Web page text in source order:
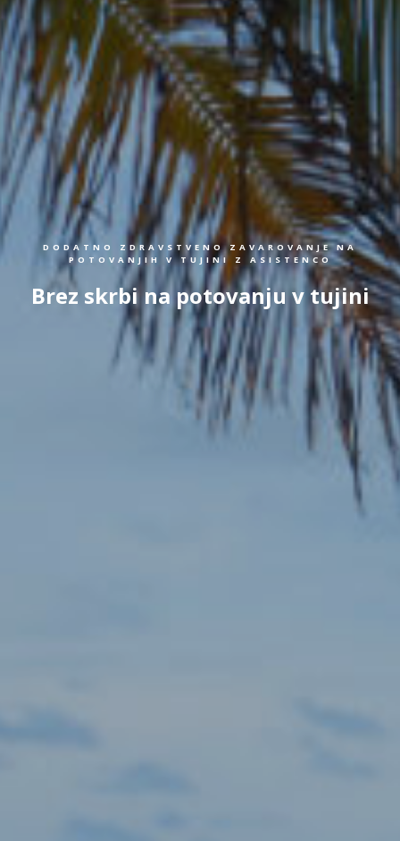
DODATNO ZDRAVSTVENO ZAVAROVANJE NA
POTOVANJIH V TUJINI Z ASISTENCO
Brez skrbi na potovanju v tujini